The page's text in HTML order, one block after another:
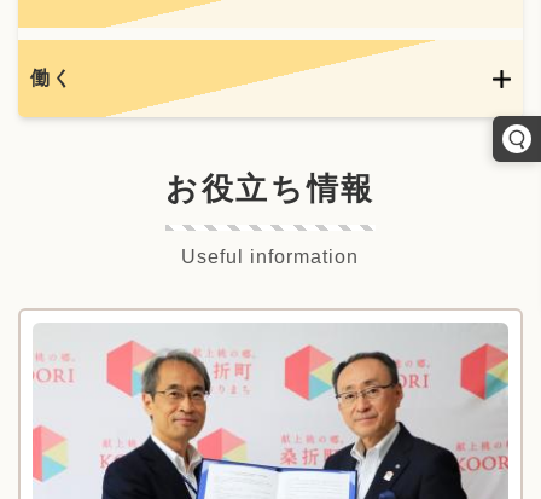
働く
お役立ち情報
Useful information